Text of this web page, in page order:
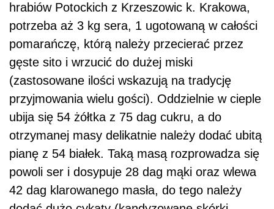
hrabiów Potockich z Krzeszowic k. Krakowa,
potrzeba aż 3 kg sera, 1 ugotowaną w całości
pomarańczę, którą należy przecierać przez
gęste sito i wrzucić do dużej miski
(zastosowane ilości wskazują na tradycję
przyjmowania wielu gości). Oddzielnie w cieple
ubija się 54 żółtka z 75 dag cukru, a do
otrzymanej masy delikatnie należy dodać ubitą
pianę z 54 białek. Taką masą rozprowadza się
powoli ser i dosypuje 28 dag mąki oraz wlewa
42 dag klarowanego masła, do tego należy